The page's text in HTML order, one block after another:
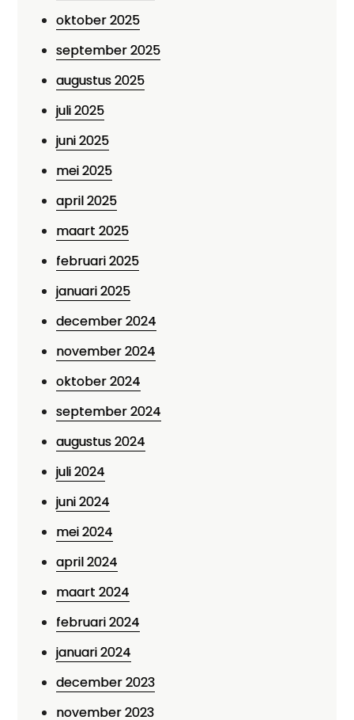
oktober 2025
september 2025
augustus 2025
juli 2025
juni 2025
mei 2025
april 2025
maart 2025
februari 2025
januari 2025
december 2024
november 2024
oktober 2024
september 2024
augustus 2024
juli 2024
juni 2024
mei 2024
april 2024
maart 2024
februari 2024
januari 2024
december 2023
november 2023